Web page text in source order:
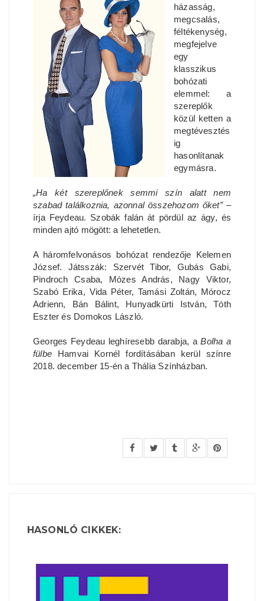
házasság,
megcsalás,
féltékenység,
megfejelve
egy
klasszikus
bohózati
elemmel: a
szereplők
közül ketten a
megtévesztés
ig
hasonlítanak
egymásra.
„Ha két szereplőnek semmi szín alatt nem
szabad találkoznia, azonnal összehozom őket”–
írja Feydeau. Szobák falán át pördül az ágy, és
minden ajtó mögött: a lehetetlen.
A háromfelvonásos bohózat rendezője Kelemen
József. Játsszák: Szervét Tibor, Gubás Gabi,
Pindroch Csaba, Mózes András, Nagy Viktor,
Szabó Erika, Vida Péter, Tamási Zoltán, Mórocz
Adrienn, Bán Bálint, Hunyadkürti István, Tóth
Eszter és Domokos László.
Georges Feydeau leghíresebb darabja, aBolha a
fülbe Hamvai Kornél fordításában kerül színre
2018. december 15-én a Thália Színházban.
HASONLÓ CIKKEK: